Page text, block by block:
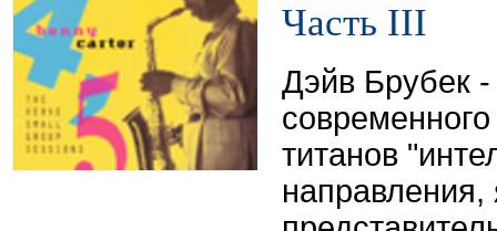
Часть III
Дэйв Брубек
титанов